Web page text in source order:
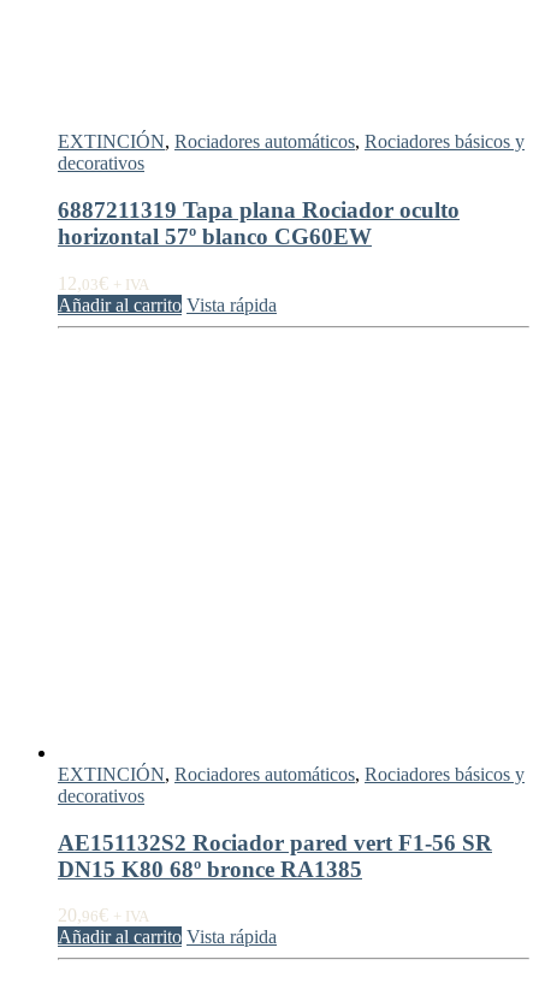
EXTINCIÓN, Rociadores automáticos, Rociadores básicos y
decorativos
6887211319 Tapa plana Rociador oculto
horizontal 57º blanco CG60EW
12,03€ + IVA
Añadir al carrito Vista rápida
EXTINCIÓN, Rociadores automáticos, Rociadores básicos y
decorativos
AE151132S2 Rociador pared vert F1-56 SR
DN15 K80 68º bronce RA1385
20,96€ + IVA
Añadir al carrito Vista rápida